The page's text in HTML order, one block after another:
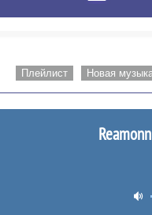
Плейлист Новая